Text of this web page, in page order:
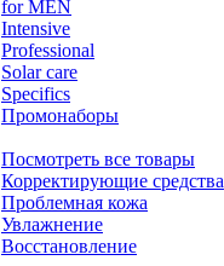
for MEN
Intensive
Professional
Solar care
Specifics
Промонаборы
Посмотреть все товары
Корректирующие средства
Проблемная кожа
Увлажнение
Восстановление